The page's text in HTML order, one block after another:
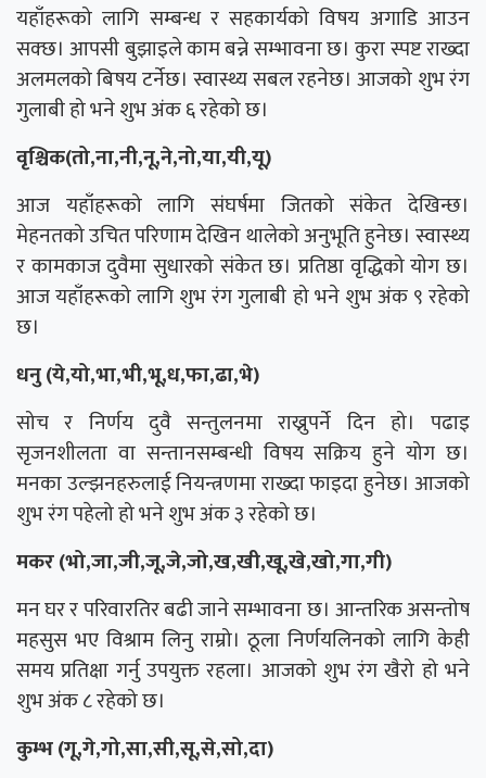
यहाँहरूको लागि सम्बन्ध र सहकार्यको विषय अगाडि आउन
सक्छ। आपसी बुझाइले काम बन्ने सम्भावना छ। कुरा स्पष्ट राख्दा
अलमलको बिषय टर्नेछ। स्वास्थ्य सबल रहनेछ। आजको शुभ रंग
गुलाबी हो भने शुभ अंक ६ रहेको छ।
वृश्चिक(तो,ना,नी,नू,ने,नो,या,यी,यू)
आज यहाँहरूको लागि संघर्षमा जितको संकेत देखिन्छ।
मेहनतको उचित परिणाम देखिन थालेको अनुभूति हुनेछ। स्वास्थ्य
र कामकाज दुवैमा सुधारको संकेत छ। प्रतिष्ठा वृद्धिको योग छ।
आज यहाँहरूको लागि शुभ रंग गुलाबी हो भने शुभ अंक ९ रहेको
छ।
धनु (ये,यो,भा,भी,भू,ध,फा,ढा,भे)
सोच र निर्णय दुवै सन्तुलनमा राख्नुपर्ने दिन हो। पढाइ
सृजनशीलता वा सन्तानसम्बन्धी विषय सक्रिय हुने योग छ।
मनका उल्झनहरुलाई नियन्त्रणमा राख्दा फाइदा हुनेछ। आजको
शुभ रंग पहेलो हो भने शुभ अंक ३ रहेको छ।
मकर (भो,जा,जी,जू,जे,जो,ख,खी,खू,खे,खो,गा,गी)
मन घर र परिवारतिर बढी जाने सम्भावना छ। आन्तरिक असन्तोष
महसुस भए विश्राम लिनु राम्रो। ठूला निर्णयलिनको लागि केही
समय प्रतिक्षा गर्नु उपयुक्त रहला। आजको शुभ रंग खैरो हो भने
शुभ अंक ८ रहेको छ।
कुम्भ (गू,गे,गो,सा,सी,सू,से,सो,दा)